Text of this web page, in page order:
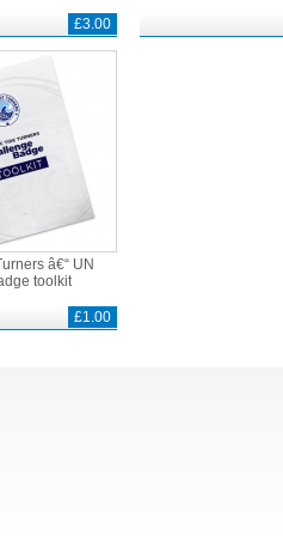
£3.00
â€“ UN
toolkit
£1.00